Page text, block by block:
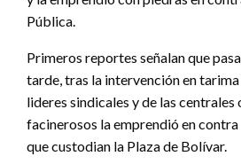
Pública.
Primeros reportes señalan que
tarde, tras la intervención en
lideres sindicales y de las centrales
facinerosos la emprendió en
que custodian la Plaza de Bolívar.